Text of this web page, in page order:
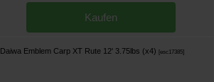
Kaufen
Daiwa Emblem Carp XT Rute 12' 3.75lbs (x4) [esc17385]